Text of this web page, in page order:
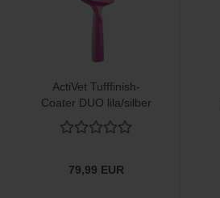
ActiVet Tufffinish-
Coater DUO lila/silber
9cm
79,99 EUR